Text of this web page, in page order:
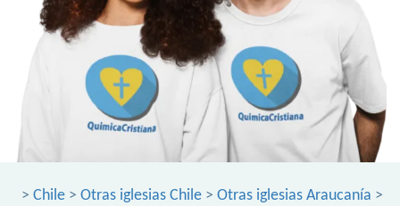
> Chile > Otras iglesias Chile > Otras iglesias Araucanía >